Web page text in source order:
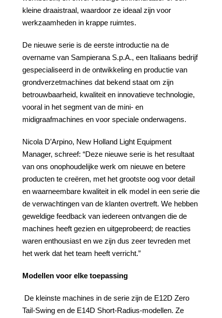
kleine draaistraal, waardoor ze ideaal zijn voor
werkzaamheden in krappe ruimtes.
De nieuwe serie is de eerste introductie na de
overname van Sampierana S.p.A., een Italiaans bedrijf
gespecialiseerd in de ontwikkeling en productie van
grondverzetmachines dat bekend staat om zijn
betrouwbaarheid, kwaliteit en innovatieve technologie,
vooral in het segment van de mini- en
midigraafmachines en voor speciale onderwagens.
Nicola D’Arpino, New Holland Light Equipment
Manager, schreef: “Deze nieuwe serie is het resultaat
van ons onophoudelijke werk om nieuwe en betere
producten te creëren, met het grootste oog voor detail
en waarneembare kwaliteit in elk model in een serie die
de verwachtingen van de klanten overtreft. We hebben
geweldige feedback van iedereen ontvangen die de
machines heeft gezien en uitgeprobeerd; de reacties
waren enthousiast en we zijn dus zeer tevreden met
het werk dat het team heeft verricht.”
Modellen voor elke toepassing
De kleinste machines in de serie zijn de E12D Zero
Tail-Swing en de E14D Short-Radius-modellen. Ze